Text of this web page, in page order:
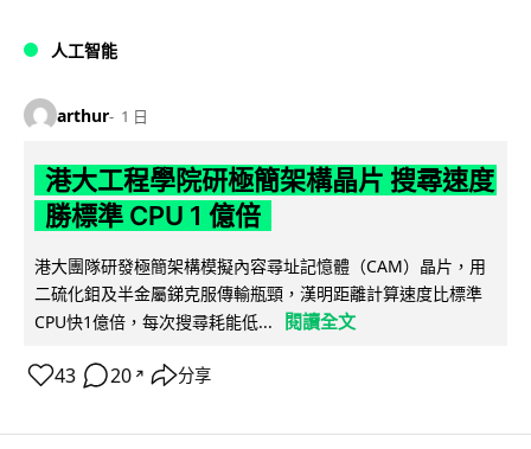
人工智能
arthur 1 日
港大工程學院研極簡架構晶片 搜尋速度
勝標準 CPU 1 億倍
港大團隊研發極簡架構模擬內容尋址記憶體（CAM）晶片，用
二硫化鉬及半金屬銻克服傳輸瓶頸，漢明距離計算速度比標準
CPU快1億倍，每次搜尋耗能低...
閱讀全文
43 20 ↗ 分享